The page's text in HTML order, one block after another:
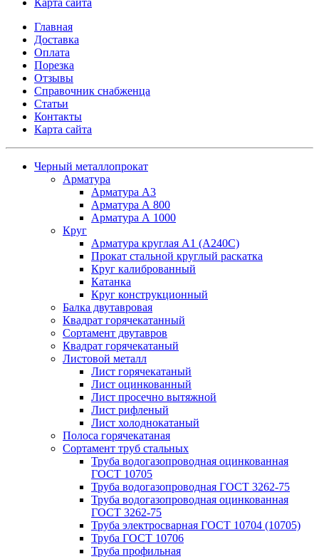
Карта сайта
Главная
Доставка
Оплата
Порезка
Отзывы
Справочник снабженца
Статьи
Контакты
Карта сайта
Черный металлопрокат
Арматура
Арматура А3
Арматура А 800
Арматура А 1000
Круг
Арматура круглая А1 (А240C)
Прокат стальной круглый раскатка
Круг калиброванный
Катанка
Круг конструкционный
Балка двутавровая
Квадрат горячекатанный
Сортамент двутавров
Квадрат горячекатаный
Листовой металл
Лист горячекатаный
Лист оцинкованный
Лист просечно вытяжной
Лист рифленый
Лист холоднокатаный
Полоса горячекатаная
Сортамент труб стальных
Труба водогазопроводная оцинкованная
ГОСТ 10705
Труба водогазопроводная ГОСТ 3262-75
Труба водогазопроводная оцинкованная
ГОСТ 3262-75
Труба электросварная ГОСТ 10704 (10705)
Труба ГОСТ 10706
Труба профильная